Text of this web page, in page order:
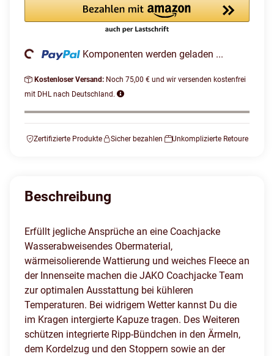
Komponenten werden geladen ...
Kostenloser Versand: Noch 75,00 € und wir versenden kostenfrei
mit DHL nach Deutschland.
Zertifizierte Produkte Sicher bezahlen Unkomplizierte Retoure
Beschreibung
Erfüllt jegliche Ansprüche an eine Coachjacke
Wasserabweisendes Obermaterial,
wärmeisolierende Wattierung und weiches Fleece an
der Innenseite machen die JAKO Coachjacke Team
zur optimalen Ausstattung bei kühleren
Temperaturen. Bei widrigem Wetter kannst Du die
im Kragen intergierte Kapuze tragen. Des Weiteren
schützen integrierte Ripp-Bündchen in den Ärmeln,
dem Kordelzug und den Stoppern sowie an der